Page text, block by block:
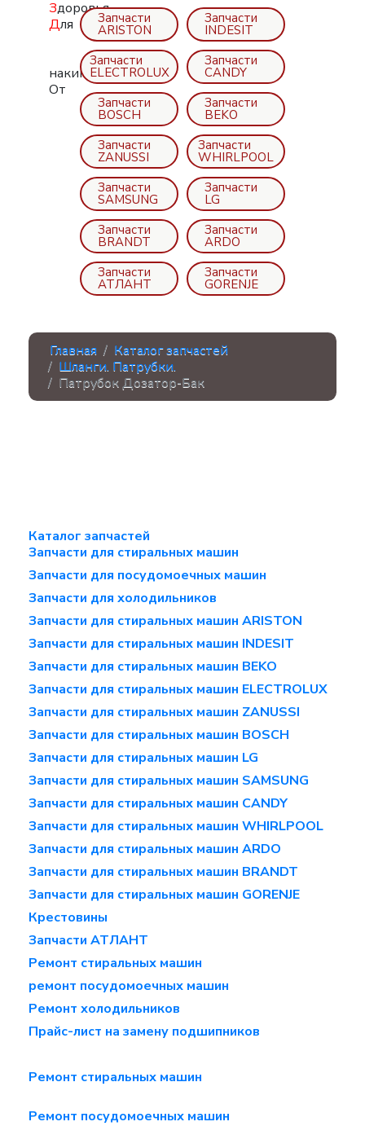
Здоровья
Для
накипи
От
Запчасти
ARISTON
Запчасти
INDESIT
Запчасти
ELECTROLUX
Запчасти
CANDY
Запчасти
BOSCH
Запчасти
BEKO
Запчасти
ZANUSSI
Запчасти
WHIRLPOOL
Запчасти
SAMSUNG
Запчасти
LG
Запчасти
BRANDT
Запчасти
ARDO
Запчасти
АТЛАНТ
Запчасти
GORENJE
Главная
Каталог запчастей
Шланги. Патрубки.
Патрубок Дозатор-Бак
Каталог запчастей
Запчасти для стиральных машин
Запчасти для посудомоечных машин
Запчасти для холодильников
Запчасти для стиральных машин ARISTON
Запчасти для стиральных машин INDESIT
Запчасти для стиральных машин BEKO
Запчасти для стиральных машин ELECTROLUX
Запчасти для стиральных машин ZANUSSI
Запчасти для стиральных машин BOSCH
Запчасти для стиральных машин LG
Запчасти для стиральных машин SAMSUNG
Запчасти для стиральных машин CANDY
Запчасти для стиральных машин WHIRLPOOL
Запчасти для стиральных машин ARDO
Запчасти для стиральных машин BRANDT
Запчасти для стиральных машин GORENJE
Крестовины
Запчасти АТЛАНТ
Ремонт стиральных машин
ремонт посудомоечных машин
Ремонт холодильников
Прайс-лист на замену подшипников
Ремонт стиральных машин
Ремонт посудомоечных машин